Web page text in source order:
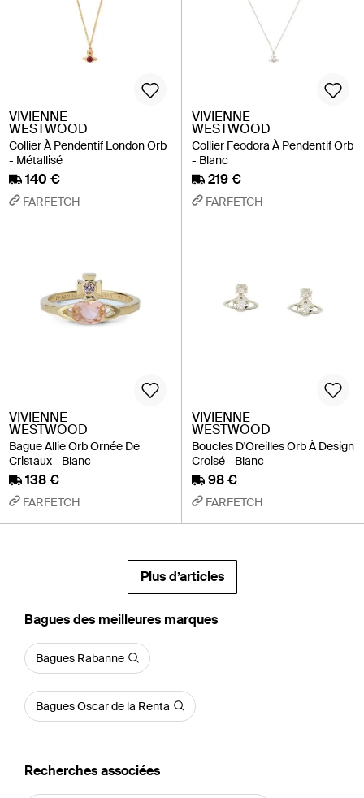
VIVIENNE
WESTWOOD
Collier À Pendentif London Orb
- Métallisé
140 €
FARFETCH
VIVIENNE
WESTWOOD
Collier Feodora À Pendentif Orb
- Blanc
219 €
FARFETCH
VIVIENNE
WESTWOOD
Bague Allie Orb Ornée De
Cristaux - Blanc
138 €
FARFETCH
VIVIENNE
WESTWOOD
Boucles D'Oreilles Orb À Design
Croisé - Blanc
98 €
FARFETCH
Plus d’articles
‪Bagues‬ des meilleures marques
Bagues Rabanne
Bagues Oscar de la Renta
Recherches associées